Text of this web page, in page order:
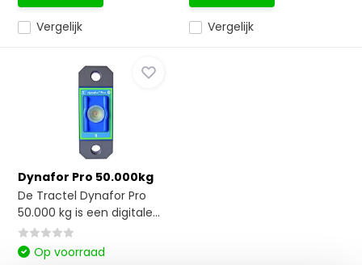
Vergelijk Vergelijk
Dynafor Pro 50.000kg
De Tractel Dynafor Pro
50.000 kg is een digitale...
Op voorraad